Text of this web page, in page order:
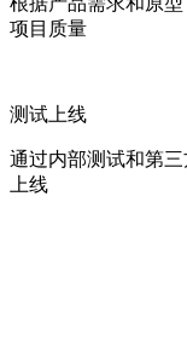
项目质量
测试上线
通过内部测试和第
上线